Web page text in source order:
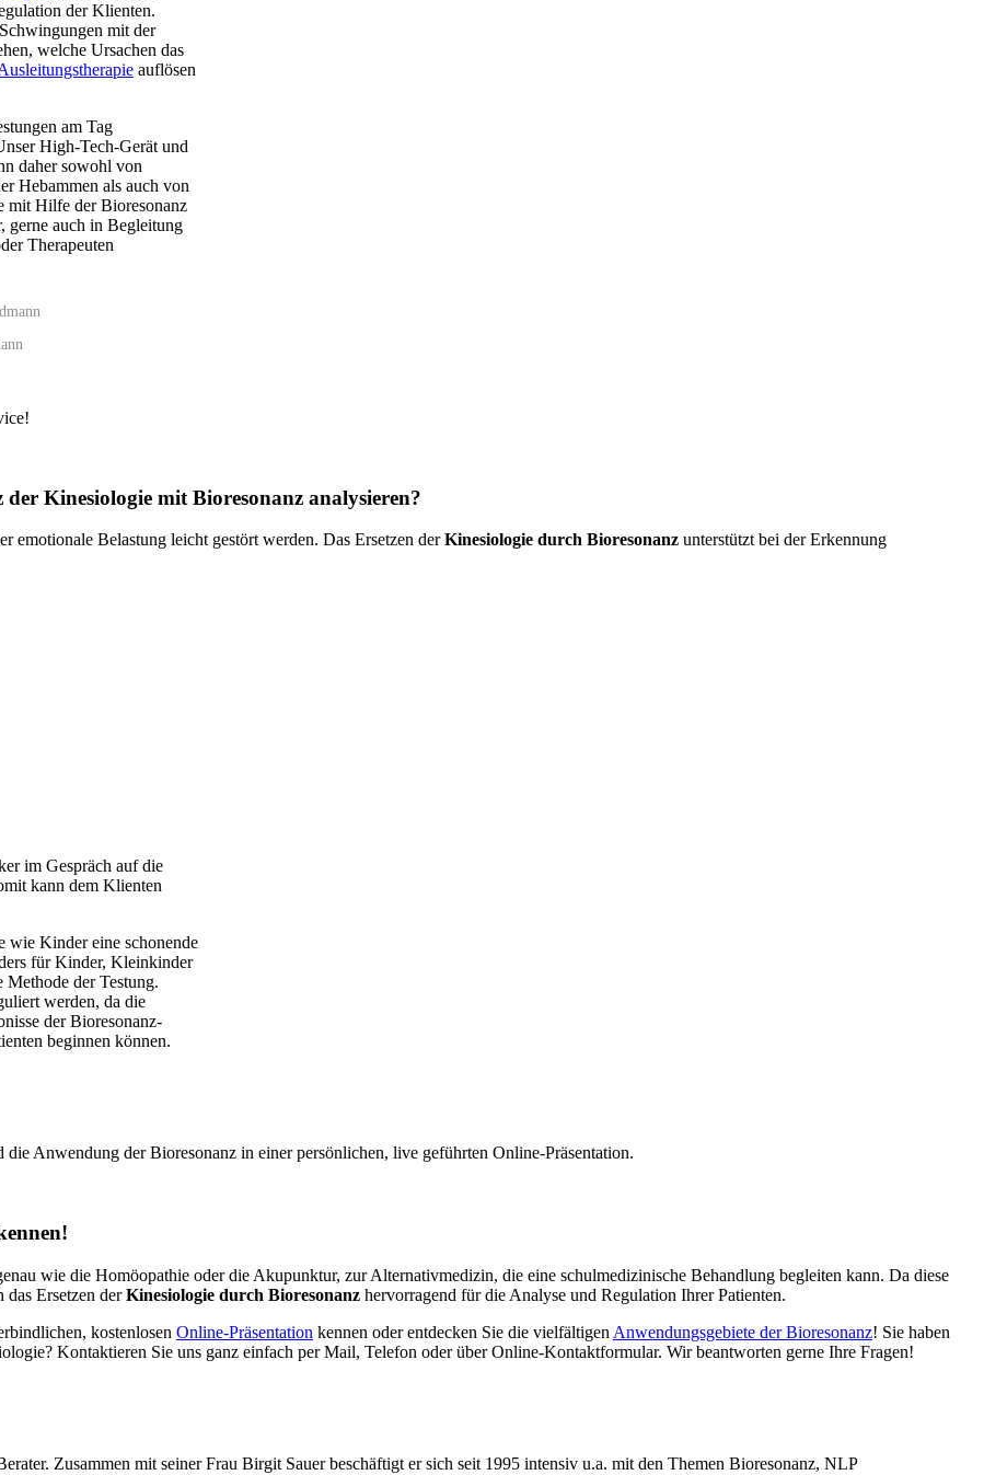
der Klienten.
mit der
welche Ursachen das
auflösen
am Tag
High-Tech-Gerät und
daher sowohl von
Hebammen als auch von
mit Hilfe der Bioresonanz
gerne auch in Begleitung
Therapeuten
Kinesiologie mit Bioresonanz analysieren?
emotionale Belastung leicht gestört werden. Das Ersetzen derKinesiologie durch Bioresonanz unterstützt bei der Erkennung
im Gespräch auf die
kann dem Klienten
wie Kinder eine schonende
für Kinder, Kleinkinder
Methode der Testung.
werden, da die
der Bioresonanz-
beginnen können.
Anwendung der Bioresonanz in einer persönlichen, live geführten Online-Präsentation.
wie die Homöopathie oder die Akupunktur, zur Alternativmedizin, die eine schulmedizinische Behandlung begleiten kann. Da diese
das Ersetzen derKinesiologie durch Bioresonanz hervorragend für die Analyse und Regulation Ihrer Patienten.
kostenlosen Online-Präsentation kennen oder entdecken Sie die vielfältigen Anwendungsgebiete der Bioresonanz! Sie haben
Kontaktieren Sie uns ganz einfach per Mail, Telefon oder über Online-Kontaktformular. Wir beantworten gerne Ihre Fragen!
Zusammen mit seiner Frau Birgit Sauer beschäftigt er sich seit 1995 intensiv u.a. mit den Themen Bioresonanz, NLP